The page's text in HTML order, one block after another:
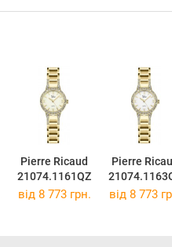
Pierre Ricaud
21074.1161QZ
Pierre
від 8 773 грн. від 8 773